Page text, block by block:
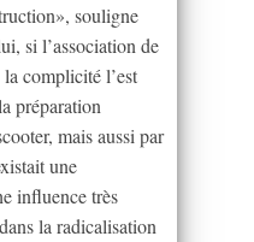
souligne
si l’association de
complicité l’est
préparation
mais aussi par
une
influence très
la radicalisation